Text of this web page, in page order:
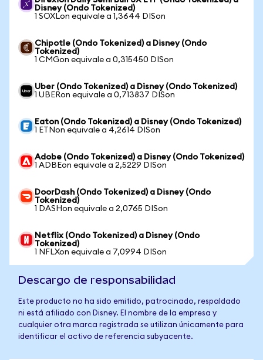
Disney (Ondo Tokenized)
1 SOXLon equivale a 1,3644 DISon
Chipotle (Ondo Tokenized) a Disney (Ondo
Tokenized)
1 CMGon equivale a 0,315450 DISon
Uber (Ondo Tokenized) a Disney (Ondo Tokenized)
1 UBERon equivale a 0,713837 DISon
Eaton (Ondo Tokenized) a Disney (Ondo Tokenized)
1 ETNon equivale a 4,2614 DISon
Adobe (Ondo Tokenized) a Disney (Ondo Tokenized)
1 ADBEon equivale a 2,5229 DISon
DoorDash (Ondo Tokenized) a Disney (Ondo
Tokenized)
1 DASHon equivale a 2,0765 DISon
Netflix (Ondo Tokenized) a Disney (Ondo
Tokenized)
1 NFLXon equivale a 7,0994 DISon
Descargo de responsabilidad
Este producto no ha sido emitido, patrocinado, respaldado
ni está afiliado con Disney. El nombre de la empresa y
cualquier otra marca registrada se utilizan únicamente para
identificar el activo de referencia subyacente.